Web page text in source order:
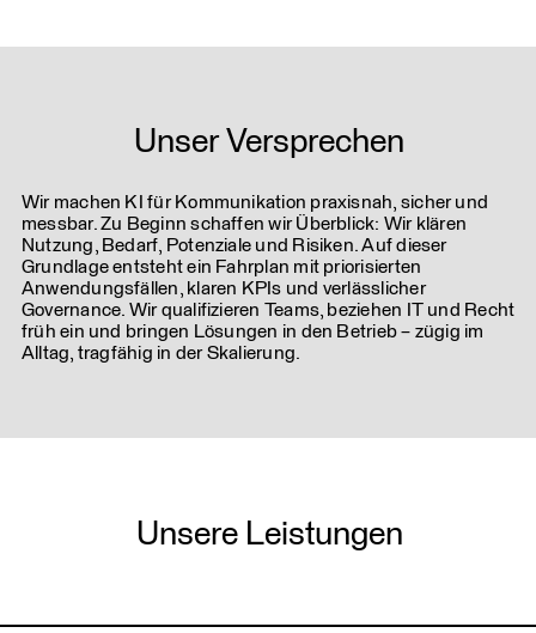
Unser Versprechen
Wir machen KI für Kommunikation praxisnah, sicher und
messbar. Zu Beginn schaffen wir Überblick: Wir klären
Nutzung, Bedarf, Potenziale und Risiken. Auf dieser
Grundlage entsteht ein Fahrplan mit priorisierten
Anwendungsfällen, klaren KPIs und verlässlicher
Governance. Wir qualifizieren Teams, beziehen IT und Recht
früh ein und bringen Lösungen in den Betrieb – zügig im
Alltag, tragfähig in der Skalierung.
Unsere Leistungen